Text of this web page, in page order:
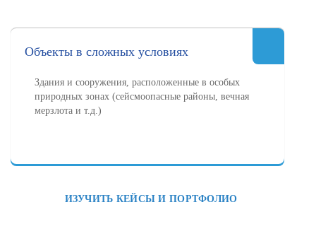
Объекты в сложных условиях
Здания и сооружения, расположенные в особых
природных зонах (сейсмоопасные районы, вечная
мерзлота и т.д.)
ИЗУЧИТЬ КЕЙСЫ И ПОРТФОЛИО